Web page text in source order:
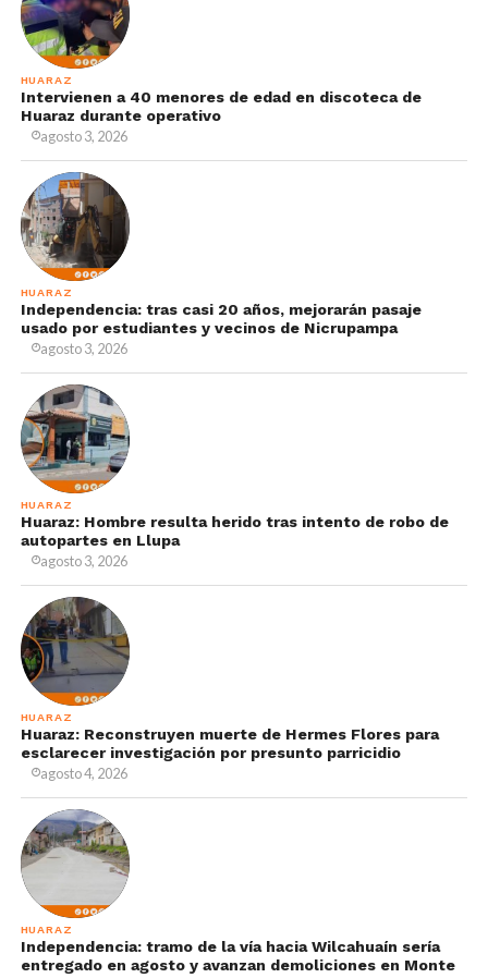
HUARAZ
Intervienen a 40 menores de edad en discoteca de
Huaraz durante operativo
agosto 3, 2026
HUARAZ
Independencia: tras casi 20 años, mejorarán pasaje
usado por estudiantes y vecinos de Nicrupampa
agosto 3, 2026
HUARAZ
Huaraz: Hombre resulta herido tras intento de robo de
autopartes en Llupa
agosto 3, 2026
HUARAZ
Huaraz: Reconstruyen muerte de Hermes Flores para
esclarecer investigación por presunto parricidio
agosto 4, 2026
HUARAZ
Independencia: tramo de la vía hacia Wilcahuaín sería
entregado en agosto y avanzan demoliciones en Monte